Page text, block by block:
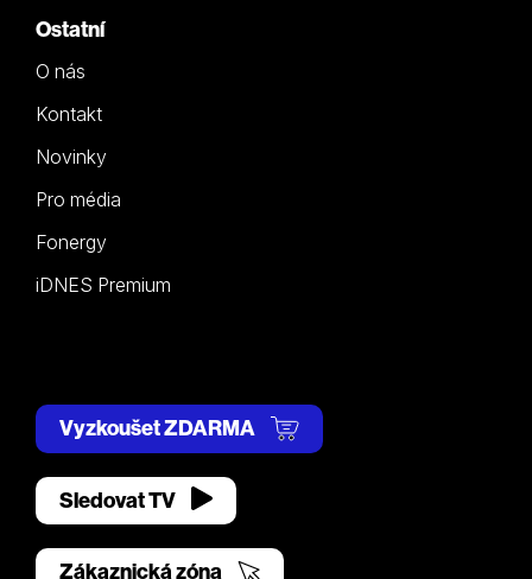
Ostatní
O nás
Kontakt
Novinky
Pro média
Fonergy
iDNES Premium
Vyzkoušet ZDARMA
Sledovat TV
Zákaznická zóna